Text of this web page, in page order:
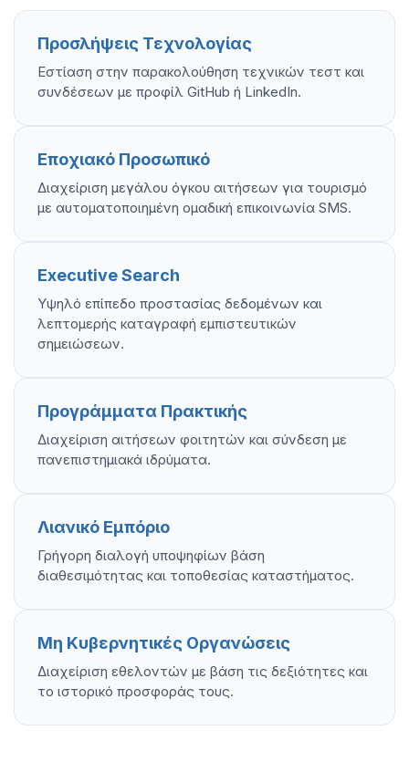
Προσλήψεις Τεχνολογίας
Εστίαση στην παρακολούθηση τεχνικών τεστ και
συνδέσεων με προφίλ GitHub ή LinkedIn.
Εποχιακό Προσωπικό
Διαχείριση μεγάλου όγκου αιτήσεων για τουρισμό
με αυτοματοποιημένη ομαδική επικοινωνία SMS.
Executive Search
Υψηλό επίπεδο προστασίας δεδομένων και
λεπτομερής καταγραφή εμπιστευτικών
σημειώσεων.
Προγράμματα Πρακτικής
Διαχείριση αιτήσεων φοιτητών και σύνδεση με
πανεπιστημιακά ιδρύματα.
Λιανικό Εμπόριο
Γρήγορη διαλογή υποψηφίων βάση
διαθεσιμότητας και τοποθεσίας καταστήματος.
Μη Κυβερνητικές Οργανώσεις
Διαχείριση εθελοντών με βάση τις δεξιότητες και
το ιστορικό προσφοράς τους.